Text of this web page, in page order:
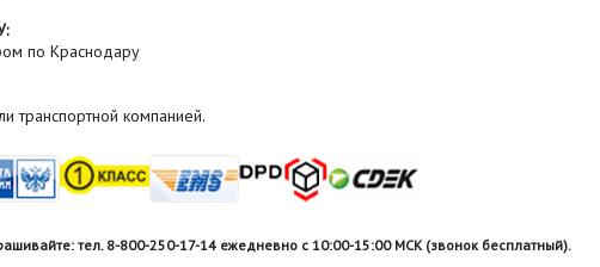
по Краснодару
транспортной компанией.
тел. 8-800-250-17-14 ежедневно с 10:00-15:00 МСК (звонок бесплатный).